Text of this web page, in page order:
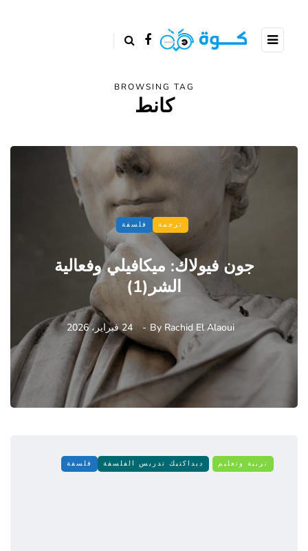
BROWSING TAG
كانط
ترجمة فلسفة
جون فيولاك: ميكافيلي وفعالية
الشر(1)
By Rachid El Alaoui 24 فبراير، 2026
تربية وتعليم ديداكتيك تدريس الفلسفة فلسفة